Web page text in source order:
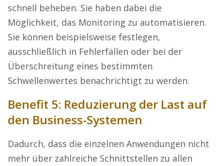
schnell beheben. Sie haben dabei die
Möglichkeit, das Monitoring zu automatisieren.
Sie können beispielsweise festlegen,
ausschließlich in Fehlerfällen oder bei der
Überschreitung eines bestimmten
Schwellenwertes benachrichtigt zu werden.
Benefit 5: Reduzierung der Last auf
den Business-Systemen
Dadurch, dass die einzelnen Anwendungen nicht
mehr über zahlreiche Schnittstellen zu allen